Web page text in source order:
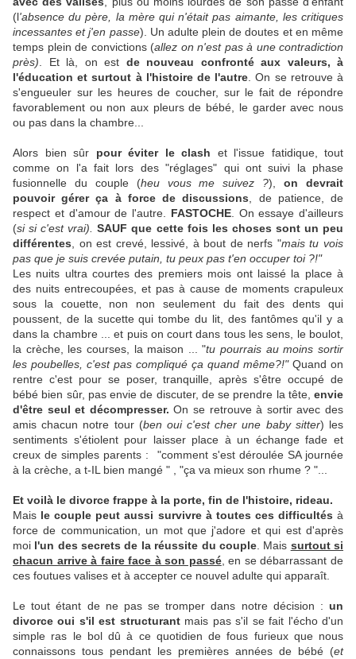
(l'absence du père, la mère qui n'était pas aimante, les critiques
incessantes et j'en passe). Un adulte plein de doutes et en même
temps plein de convictions (allez on n'est pas à une contradiction
près) . Et là, on est de nouveau confronté aux valeurs, à
l'éducation et surtout à l'histoire de l'autre . On se retrouve à
s'engueuler sur les heures de coucher, sur le fait de répondre
favorablement ou non aux pleurs de bébé, le garder avec nous
ou pas dans la chambre...
Alors bien sûr pour éviter le clash et l'issue fatidique, tout
comme on l'a fait lors des "réglages" qui ont suivi la phase
fusionnelle du couple (heu vous me suivez ?),on devrait
pouvoir gérer ça à force de discussions , de patience, de
respect et d'amour de l'autre. FASTOCHE. On essaye d'ailleurs
(si si c'est vrai).
SAUF que cette fois les choses sont un peu
différentes , on est crevé, lessivé, à bout de nerfs "mais tu vois
pas que je suis crevée putain, tu peux pas t'en occuper toi ?!"
Les nuits ultra courtes des premiers mois ont laissé la place à
des nuits entrecoupées, et pas à cause de moments crapuleux
sous la couette, non non seulement du fait des dents qui
poussent, de la sucette qui tombe du lit, des fantômes qu'il y a
dans la chambre ... et puis on court dans tous les sens, le boulot,
la crèche, les courses, la maison ... "tu pourrais au moins sortir
les poubelles, c'est pas compliqué ça quand même?!"Quand on
rentre c'est pour se poser, tranquille, après s'être occupé de
bébé bien sûr, pas envie de discuter, de se prendre la tête, envie
d'être seul et décompresser. On se retrouve à sortir avec des
amis chacun notre tour (ben oui c'est cher une baby sitter) les
sentiments s'étiolent pour laisser place à un échange fade et
creux de simples parents : "comment s'est déroulée SA journée
à la crèche, a t-IL bien mangé " , "ça va mieux son rhume ? "...
Et voilà le divorce frappe à la porte, fin de l'histoire, rideau.
Mais le couple peut aussi survivre à toutes ces difficultés à
force de communication, un mot que j'adore et qui est d'après
moi l'un des secrets de la réussite du couple. Mais surtout si
chacun arrive à faire face à son passé, en se débarrassant de
ces foutues valises et à accepter ce nouvel adulte qui apparaît.
Le tout étant de ne pas se tromper dans notre décision : un
divorce oui s'il est structurantmais pas s'il se fait l'écho d'un
simple ras le bol dû à ce quotidien de fous furieux que nous
connaissons tous pendant les premières années de bébé (et